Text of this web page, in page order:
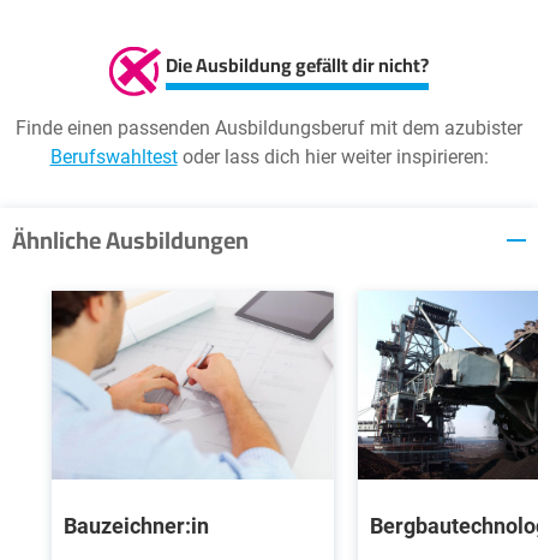
Sie möchten als Ausbildungsbetrieb hier empfohlen
werden? Dann nehmen Sie mit unsKontakt
Die Ausbildung gefällt dir nicht?
Finde einen passenden Ausbildungsberuf mit dem azubister
Berufswahltestoder lass dich hier weiter inspirieren:
Ähnliche Ausbildungen
Bauzeichner:in